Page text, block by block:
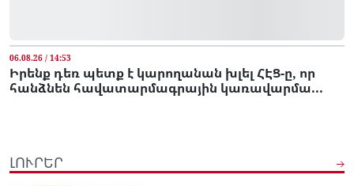
06.08.26 / 14:53
Իրենք դեռ պետք է կարողանան խլել ՀԷՑ-ը, որ
հանձնեն հավատարմագրային կառավարմա...
ԼՈՒՐԵՐ